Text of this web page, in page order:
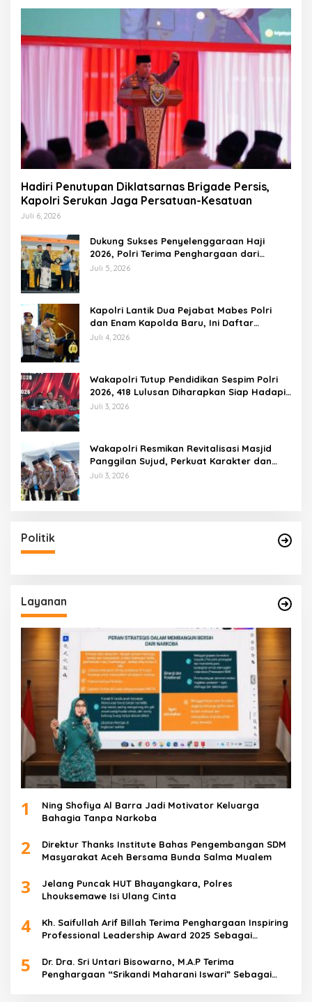
Hadiri Penutupan Diklatsarnas Brigade Persis,
Kapolri Serukan Jaga Persatuan-Kesatuan
Juli 6, 2026
Dukung Sukses Penyelenggaraan Haji
2026, Polri Terima Penghargaan dari
Kemenhaj dan Umrah
Juli 5, 2026
Kapolri Lantik Dua Pejabat Mabes Polri
dan Enam Kapolda Baru, Ini Daftar
Lengkapnya
Juli 4, 2026
Wakapolri Tutup Pendidikan Sespim Polri
2026, 418 Lulusan Diharapkan Siap Hadapi
Tantangan Era Digital
Juli 3, 2026
Wakapolri Resmikan Revitalisasi Masjid
Panggilan Sujud, Perkuat Karakter dan
Kepemimpinan Polri
Juli 3, 2026
Politik
Layanan
1
Ning Shofiya Al Barra Jadi Motivator Keluarga
Bahagia Tanpa Narkoba
2
Direktur Thanks Institute Bahas Pengembangan SDM
Masyarakat Aceh Bersama Bunda Salma Mualem
3
Jelang Puncak HUT Bhayangkara, Polres
Lhouksemawe Isi Ulang Cinta
4
Kh. Saifullah Arif Billah Terima Penghargaan Inspiring
Professional Leadership Award 2025 Sebagai
5
Dr. Dra. Sri Untari Bisowarno, M.A.P Terima
Penghargaan “Srikandi Maharani Iswari” Sebagai